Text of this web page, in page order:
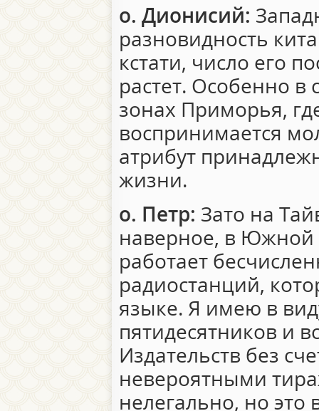
о. Дионисий:
разновидность
кстати, число его
растет. Особенно
зонах Приморья,
воспринимается
атрибут
жизни.
о. Петр: Зато на
наверное, в Южной
работает
радиостанций,
языке. Я имею в
пятидесятников и
Издательств без
невероятными
нелегально, но это